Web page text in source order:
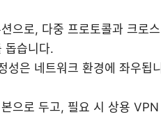
으로, 다중 프로토콜과 크로스
돕습니다.
은 네트워크 환경에 좌우됩니
으로 두고, 필요 시 상용 VPN